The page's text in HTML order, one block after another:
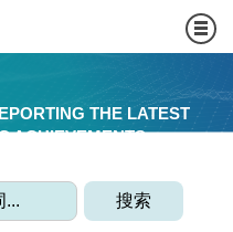
THE LATEST
ACHIEVEMENTS
搜索